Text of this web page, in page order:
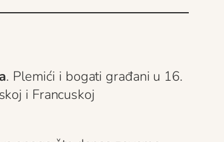
. Plemići i bogati građani u 16.
i Francuskoj